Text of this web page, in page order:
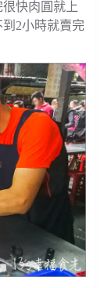
快肉圓就上
2小時就賣完